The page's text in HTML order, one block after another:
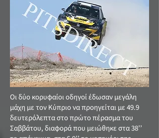
Οι δύο κορυφαίοι οδηγοί έδωσαν μεγάλη
μάχη με τον Κύπριο να προηγείται με 49.9
δευτερόλεπτα στο πρώτο πέρασμα του
Σαββάτου, διαφορά που μειώθηκε στα 38’’